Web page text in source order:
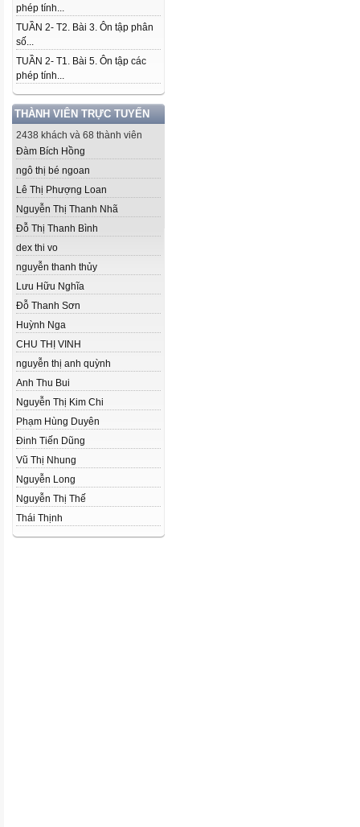
phép tính...
TUẦN 2- T2. Bài 3. Ôn tập phân
số...
TUẦN 2- T1. Bài 5. Ôn tập các
phép tính...
THÀNH VIÊN TRỰC TUYẾN
2438 khách và 68 thành viên
Đàm Bích Hồng
ngô thị bé ngoan
Lê Thị Phượng Loan
Nguyễn Thị Thanh Nhã
Đỗ Thị Thanh Bình
dex thi vo
nguyễn thanh thủy
Lưu Hữu Nghĩa
Đỗ Thanh Sơn
Huỳnh Nga
CHU THỊ VINH
nguyễn thị anh quỳnh
Anh Thu Bui
Nguyễn Thị Kim Chi
Phạm Hùng Duyên
Đinh Tiến Dũng
Vũ Thị Nhung
Nguyễn Long
Nguyễn Thị Thế
Thái Thịnh